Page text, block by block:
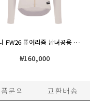
산티니 FW26 퓨어리즘 남녀공용 긴팔 기모져지 슬림핏 카푸치노
₩160,000
문의 교환배송